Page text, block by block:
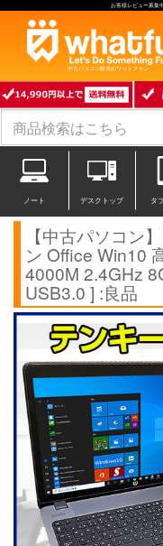
お客様レビュー募
中古パソコン販売のワットファン
ノート デスクトップ タ
【中古パソコン
ン Office Win10
4000M 2.4GHz
USB3.0 ] :良品